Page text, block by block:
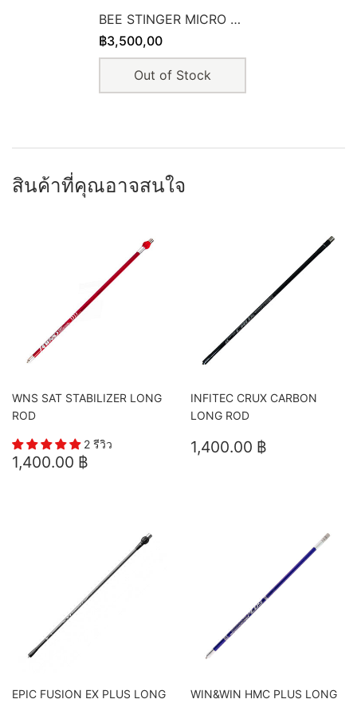
BEE STINGER MICRO HEX SIDE ROD
฿3,500,00
Out of Stock
สินค้าที่คุณอาจสนใจ
WNS SAT STABILIZER LONG
ROD
2 รีวิว
ราคา
ปกติ
1,400.00 ฿
INFITEC CRUX CARBON
LONG ROD
ราคา
ปกติ
1,400.00 ฿
EPIC FUSION EX PLUS LONG
WIN&WIN HMC PLUS LONG